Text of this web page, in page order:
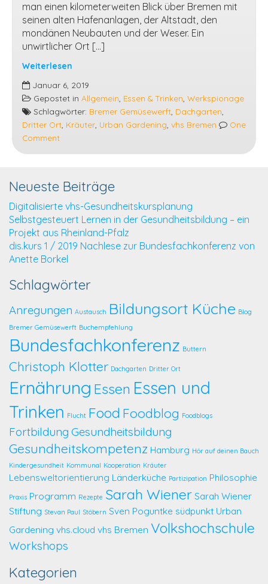
man einen kilometerweiten Blick über Bremen mit
seinen alten Hafenanlagen, der Altstadt, den
mondänen Neubauten und der Weser. Ein
unwirtlicher Ort […]
Weiterlesen
Urban
Gardening
auf
dem
Dach
der
Bremer
–
Dachgarten
in
40
Metern
Höhe
Januar 6, 2019
Gepostet in Allgemein Essen & Trinken Werkspionage
Schlagwörter: Bremer Gemüsewerft Dachgarten
Dritter Ort Kräuter Urban Gardening vhs Bremen
One
Comment
Neueste Beiträge
Digitalisierte vhs-Gesundheitskursplanung
Selbstgesteuert Lernen in der Gesundheitsbildung – ein
Projekt aus Rheinland-Pfalz
dis.kurs 1 / 2019 Nachlese zur Bundesfachkonferenz von
Anette Borkel
Schlagwörter
Anregungen Austausch Bildungsort Küche Blog
Bremer Gemüsewerft Buchempfehlung
Bundesfachkonferenz Buttern
Christoph Klotter Dachgarten Dritter Ort
Ernährung Essen Essen und
Trinken Flucht Food Foodblog Foodblogs
Fortbildung Gesundheitsbildung
Gesundheitskompetenz Hamburg Hör auf deinen Bauch
Kindergesundheit Kommunal Kooperation Kräuter
Lebensweltorientierung Länderküche Partizipation Philosophie
Praxis Programm Rezepte Sarah Wiener Sarah Wiener
Stiftung Stevan Paul Stöbern Sven Poguntke südpunkt Urban
Gardening vhs.cloud vhs Bremen Volkshochschule
Workshops
Kategorien